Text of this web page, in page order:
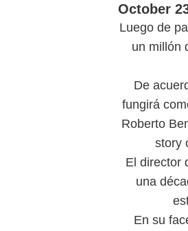
October
Luego de
un millón
De
fungirá
Roberto
story
El director
una
En su